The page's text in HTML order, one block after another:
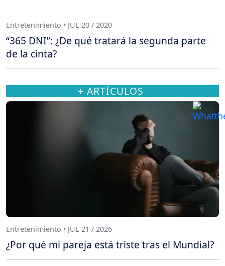
Entretenimiento • JUL 20 / 2020
“365 DNI”: ¿De qué tratará la segunda parte
de la cinta?
+ ARTÍCULOS
Entretenimiento • JUL 21 / 2026
¿Por qué mi pareja está triste tras el Mundial?